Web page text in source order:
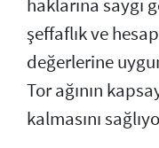
haklarına saygı
şeffaflık ve
değerlerine
Tor ağının
kalmasını